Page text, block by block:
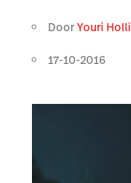
DoorYouri
17-10-2016